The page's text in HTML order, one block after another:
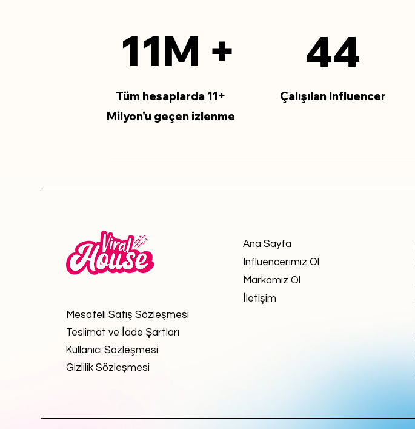
11M +
Tüm hesaplarda 11+
Milyon'u geçen izlenme
44
Çalışılan Influencer
Mesafeli Satış Sözleşmesi
Teslimat ve İade Şartları
Kullanıcı Sözleşmesi
Gizlilik Sözleşmesi
Ana Sayfa
Influencerımız Ol
Markamız Ol
İletişim